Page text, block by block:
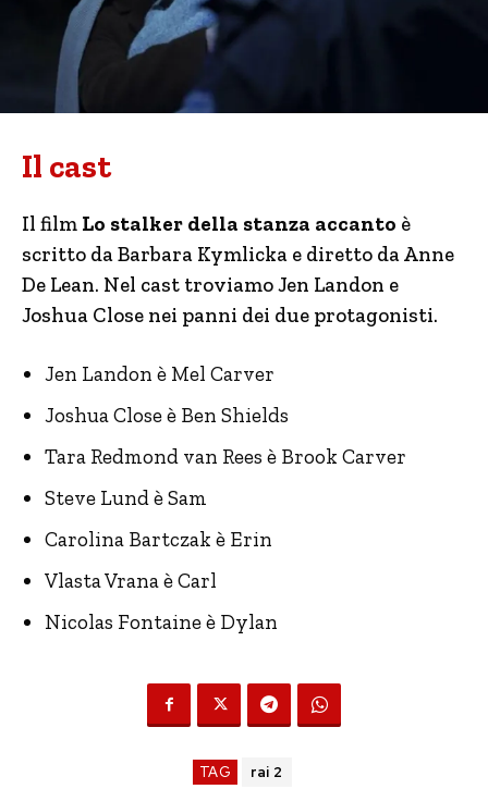
Il cast
Il film Lo stalker della stanza accanto è
scritto da Barbara Kymlicka e diretto da Anne
De Lean. Nel cast troviamo Jen Landon e
Joshua Close nei panni dei due protagonisti.
Jen Landon è Mel Carver
Joshua Close è Ben Shields
Tara Redmond van Rees è Brook Carver
Steve Lund è Sam
Carolina Bartczak è Erin
Vlasta Vrana è Carl
Nicolas Fontaine è Dylan
TAG rai 2